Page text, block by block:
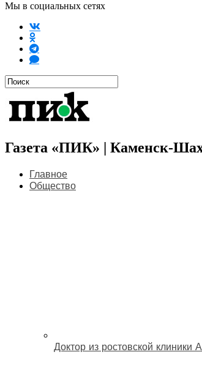
Мы в социальных сетях
Газета «ПИК» | Каменск-
Главное
Общество
Доктор из ростовской